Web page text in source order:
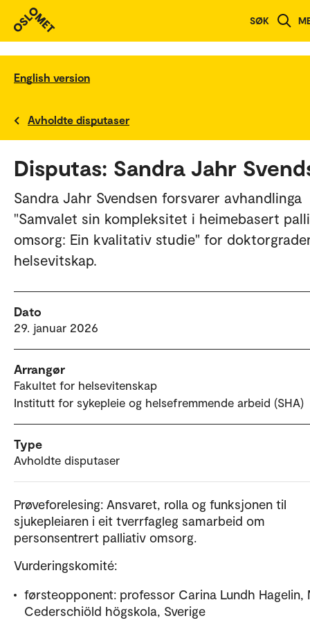
SØK
English version
Avholdte disputaser
Disputas: Sandra Jahr
Sandra Jahr Svendsen forsvarer avhandlinga
"Samvalet sin kompleksitet i heimebasert
omsorg: Ein kvalitativ studie" for
helsevitskap.
Dato
29. januar 2026
Arrangør
Fakultet for helsevitenskap
Institutt for sykepleie og helsefremmende arbeid (SHA)
Type
Avholdte disputaser
Prøveforelesing: Ansvaret, rolla og funksjonen til
sjukepleiaren i eit tverrfagleg samarbeid om
personsentrert palliativ omsorg.
Vurderingskomité:
førsteopponent: professor Carina Lundh Hagelin,
Cederschiöld högskola, Sverige